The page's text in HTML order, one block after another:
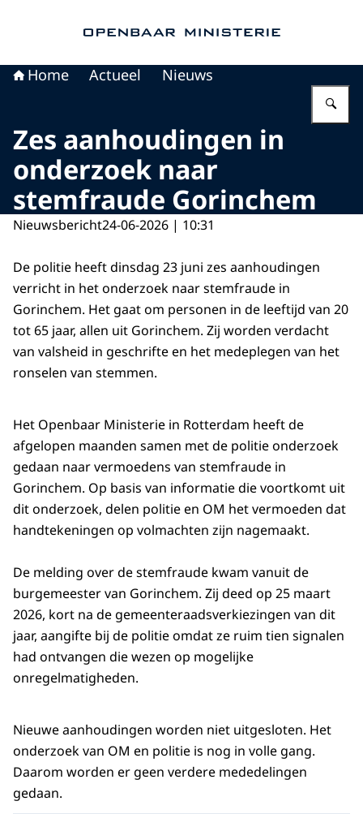
Home Actueel Nieuws
Zes aanhoudingen in
onderzoek naar
stemfraude Gorinchem
Nieuwsbericht24-06-2026 | 10:31
De politie heeft dinsdag 23 juni zes aanhoudingen
verricht in het onderzoek naar stemfraude in
Gorinchem. Het gaat om personen in de leeftijd van 20
tot 65 jaar, allen uit Gorinchem. Zij worden verdacht
van valsheid in geschrifte en het medeplegen van het
ronselen van stemmen.
Het Openbaar Ministerie in Rotterdam heeft de
afgelopen maanden samen met de politie onderzoek
gedaan naar vermoedens van stemfraude in
Gorinchem. Op basis van informatie die voortkomt uit
dit onderzoek, delen politie en OM het vermoeden dat
handtekeningen op volmachten zijn nagemaakt.
De melding over de stemfraude kwam vanuit de
burgemeester van Gorinchem. Zij deed op 25 maart
2026, kort na de gemeenteraadsverkiezingen van dit
jaar, aangifte bij de politie omdat ze ruim tien signalen
had ontvangen die wezen op mogelijke
onregelmatigheden.
Nieuwe aanhoudingen worden niet uitgesloten. Het
onderzoek van OM en politie is nog in volle gang.
Daarom worden er geen verdere mededelingen
gedaan.